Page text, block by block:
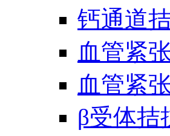
钙通道
血管紧
血管紧
β受体拮